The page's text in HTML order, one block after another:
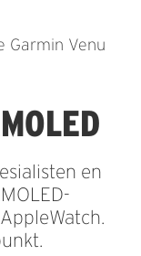
Garmin Venu
en